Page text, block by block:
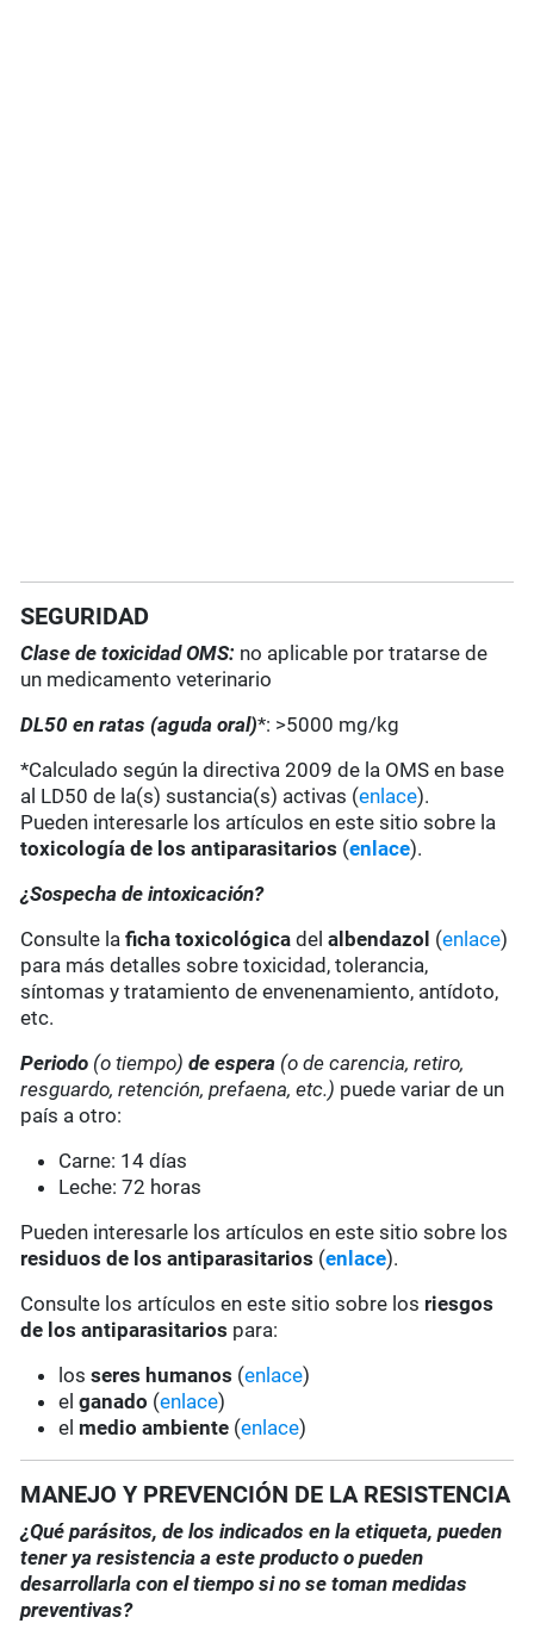
SEGURIDAD
Clase de toxicidad OMS: no aplicable por tratarse de
un medicamento veterinario
DL50 en ratas (aguda oral)*: >5000 mg/kg
*Calculado según la directiva 2009 de la OMS en base
al LD50 de la(s) sustancia(s) activas (enlace).
Pueden interesarle los artículos en este sitio sobre la
toxicología de los antiparasitarios (enlace).
¿Sospecha de intoxicación?
Consulte laficha toxicológica delalbendazol (enlace)
para más detalles sobre toxicidad, tolerancia,
síntomas y tratamiento de envenenamiento, antídoto,
etc.
Periodo (o tiempo) de espera (o de carencia, retiro,
resguardo, retención, prefaena, etc.) puede variar de un
país a otro:
Carne: 14 días
Leche: 72 horas
Pueden interesarle los artículos en este sitio sobre los
residuos de los antiparasitarios (enlace).
Consulte los artículos en este sitio sobre los riesgos
de los antiparasitarios para:
losseres humanos (enlace)
elganado (enlace)
el medio ambiente (enlace)
MANEJO Y PREVENCIÓN DE LA RESISTENCIA
¿Qué parásitos, de los indicados en la etiqueta, pueden
tener ya resistencia a este producto o pueden
desarrollarla con el tiempo si no se toman medidas
preventivas?